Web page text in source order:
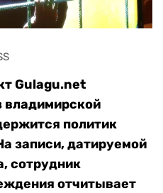
Gulagu.net
владимирской
политик
записи, датируемой
сотрудник
отчитывает